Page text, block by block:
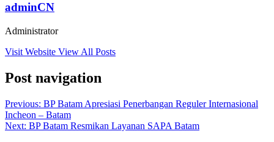
adminCN
Administrator
Visit Website View All Posts
Post navigation
Previous: BP Batam Apresiasi Penerbangan Reguler Internasional
Incheon – Batam
Next: BP Batam Resmikan Layanan SAPA Batam